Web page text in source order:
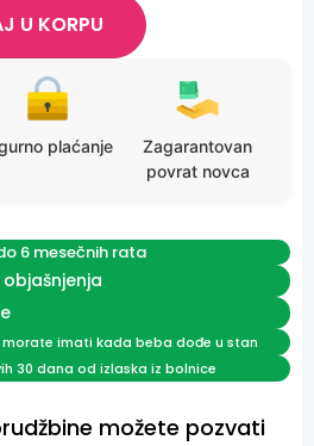
U KORPU
plaćanje
Zagarantovan
povrat novca
6 mesečnih rata
morate imati kada beba dođe u stan
30 dana od izlaska iz bolnice
možete pozvati